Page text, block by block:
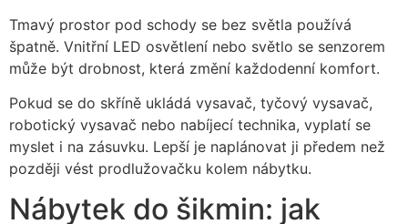
Tmavý prostor pod schody se bez světla používá
špatně. Vnitřní LED osvětlení nebo světlo se senzorem
může být drobnost, která změní každodenní komfort.
Pokud se do skříně ukládá vysavač, tyčový vysavač,
robotický vysavač nebo nabíjecí technika, vyplatí se
myslet i na zásuvku. Lepší je naplánovat ji předem než
později vést prodlužovačku kolem nábytku.
Nábytek do šikmin: jak